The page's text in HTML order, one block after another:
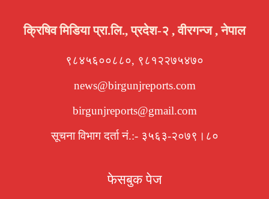
क्रिषिव मिडिया प्रा.लि., प्रदेश-२ , वीरगन्ज , नेपाल
९८४५६००८८०, ९८१२२७५४७०
news@birgunjreports.com
birgunjreports@gmail.com
सूचना विभाग दर्ता नं.:- ३५६३-२०७९।८०
फेसबुक पेज